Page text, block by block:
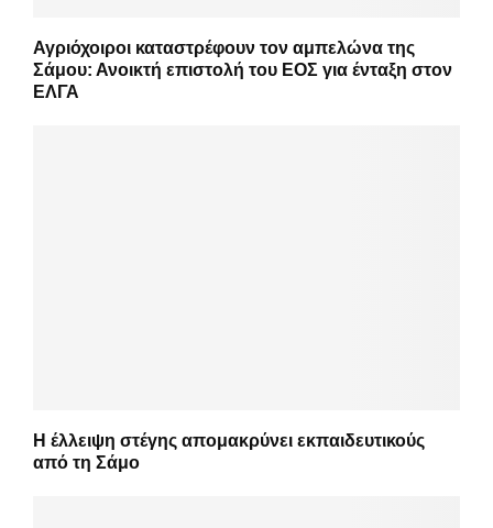
Αγριόχοιροι καταστρέφουν τον αμπελώνα της
Σάμου: Ανοικτή επιστολή του ΕΟΣ για ένταξη στον
ΕΛΓΑ
Η έλλειψη στέγης απομακρύνει εκπαιδευτικούς
από τη Σάμο